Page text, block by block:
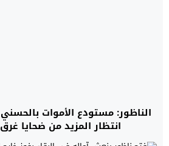
انتظار المزيد من ضحايا